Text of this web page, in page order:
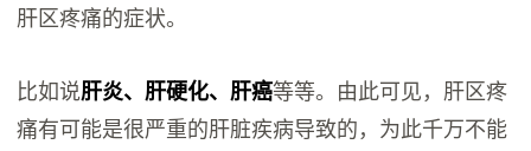
肝区疼痛的症状。
比如说肝炎、肝硬化、肝癌等等。由此可见，肝区疼
痛有可能是很严重的肝脏疾病导致的，为此千万不能